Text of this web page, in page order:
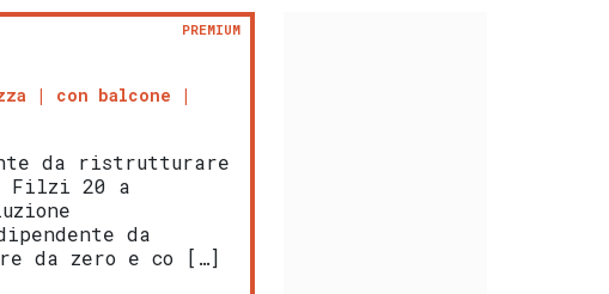
PREMIUM
con balcone
da ristrutturare
Filzi 20 a
da
da zero e co […]